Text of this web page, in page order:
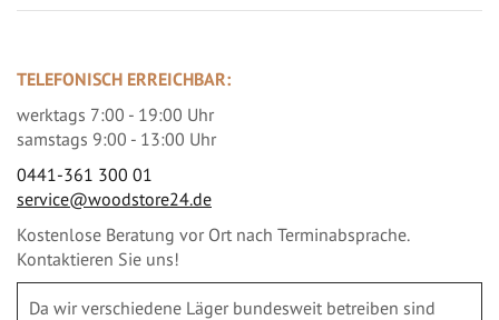
TELEFONISCH ERREICHBAR:
werktags 7:00 - 19:00 Uhr
samstags 9:00 - 13:00 Uhr
0441-361 300 01
service@woodstore24.de
Kostenlose Beratung vor Ort nach Terminabsprache.
Kontaktieren Sie uns!
Da wir verschiedene Läger bundesweit betreiben sind